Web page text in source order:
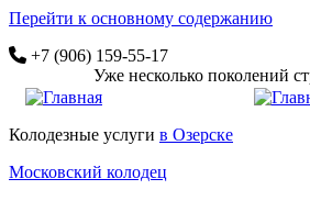
Перейти к основному содержанию
+7 (906) 159-55-17
Уже несколько поколений
Колодезные услуги в Озерске
Московский колодец